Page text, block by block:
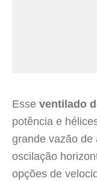
Esse ventilado
potência e
grande vazão de
oscilação
opções de